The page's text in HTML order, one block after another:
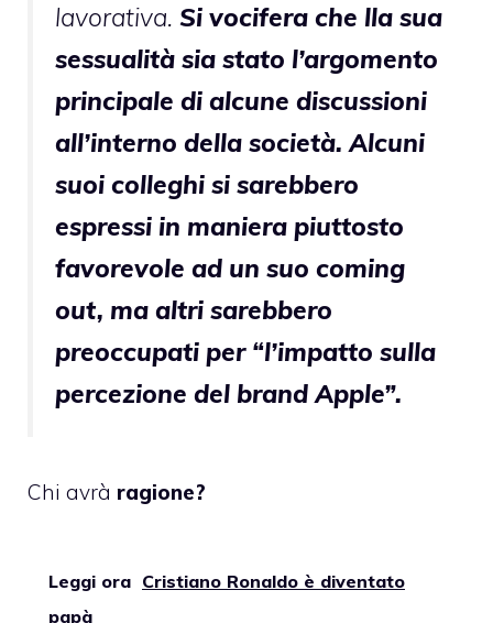
lavorativa. Si vocifera che lla sua
sessualità sia stato l’argomento
principale di alcune discussioni
all’interno della società. Alcuni
suoi colleghi si sarebbero
espressi in maniera piuttosto
favorevole ad un suo coming
out, ma altri sarebbero
preoccupati per “l’impatto sulla
percezione del brand Apple”.
Chi avrà ragione?
Leggi ora Cristiano Ronaldo è diventato
papà